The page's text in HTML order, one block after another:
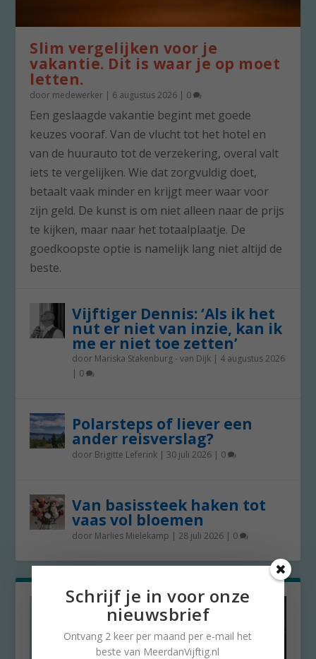
Slim vergelijken voor je
vakantie. Dit is waar je op moet
letten.
door medewerker | 6 augustus 2026 | 0
Een geslaagde vakantie begint met goede
keuzes vooraf. Van de vlucht tot het hotel en
van de huurauto tot de verzekering, overal valt
iets te vergelijken. Wie dat zorgvuldig doet,
betaalt vaak minder en krijgt meer waar voor
zijn geld. De kunst is om niet alleen naar de prijs
te kijken, maar naar het totaalplaatje. De
goedkoopste optie is namelijk lang niet altijd de
beste.
Vijftiger Dennis: ‘Als ik het
nut er niet van inzie, kan ik
me er niet toe zetten’
door Mariska Stakenburg - van Dijk | 4 augustus 2026
| 0
Polarsteps of liever een
ander reisverslag?
door Brigitte Leferink | 30 juli 2026 | 0
Van basissteek haken tot
vaas vol bloemen
door Marlies Mielekamp |28 juli 2026 | 0
Schrijf je in voor onze
nieuwsbrief
Ontvang 2 keer per maand per e-mail het
beste van MeerdanVijftig.nl